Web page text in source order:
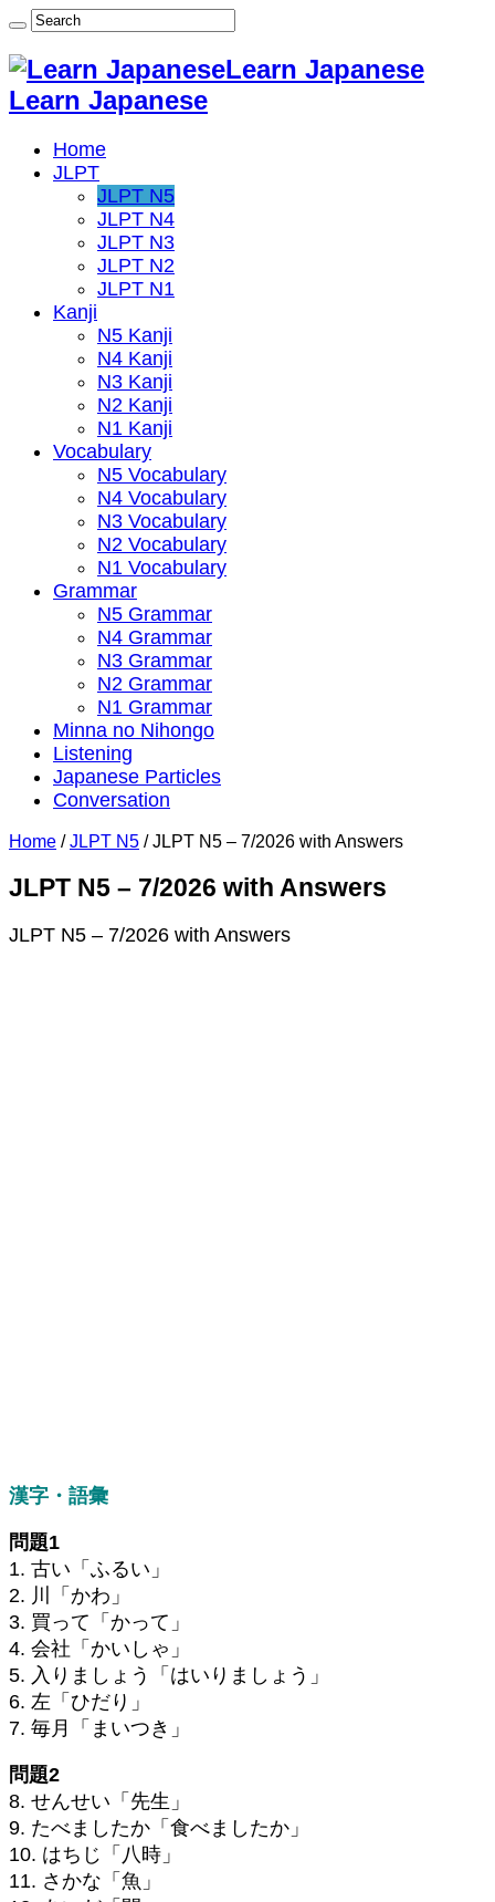
Learn Japanese
Learn Japanese
Home
JLPT
JLPT N5
JLPT N4
JLPT N3
JLPT N2
JLPT N1
Kanji
N5 Kanji
N4 Kanji
N3 Kanji
N2 Kanji
N1 Kanji
Vocabulary
N5 Vocabulary
N4 Vocabulary
N3 Vocabulary
N2 Vocabulary
N1 Vocabulary
Grammar
N5 Grammar
N4 Grammar
N3 Grammar
N2 Grammar
N1 Grammar
Minna no Nihongo
Listening
Japanese Particles
Conversation
Home / JLPT N5 / JLPT N5 – 7/2026 with Answers
JLPT N5 – 7/2026 with Answers
JLPT N5 – 7/2026 with Answers
漢字・語彙
問題1
1. 古い「ふるい」
2. 川「かわ」
3. 買って「かって」
4. 会社「かいしゃ」
5. 入りましょう「はいりましょう」
6. 左「ひだり」
7. 毎月「まいつき」
問題2
8. せんせい「先生」
9. たべましたか「食べましたか」
10. はちじ「八時」
11. さかな「魚」